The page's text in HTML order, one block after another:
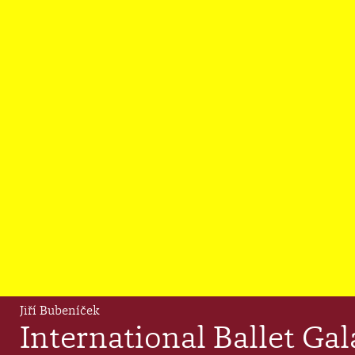
Jiří Bubeníček
International Ballet